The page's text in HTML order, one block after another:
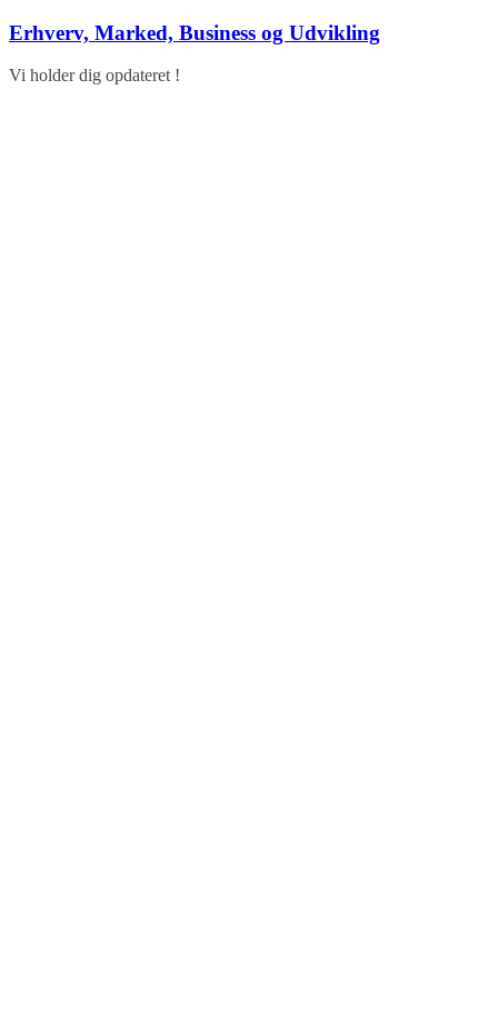
Skip
content
Erhverv, Marked, Business og Udvikling
Vi holder dig opdateret !